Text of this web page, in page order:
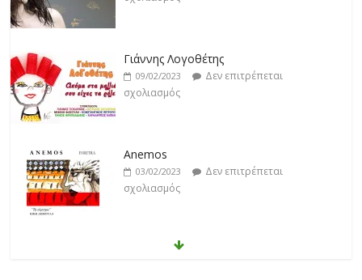
Γιάννης Λογοθέτης
09/02/2023
Δεν επιτρέπεται
σχολιασμός
Anemos
03/02/2023
Δεν επιτρέπεται
σχολιασμός
Θοδωρής Φέρρης